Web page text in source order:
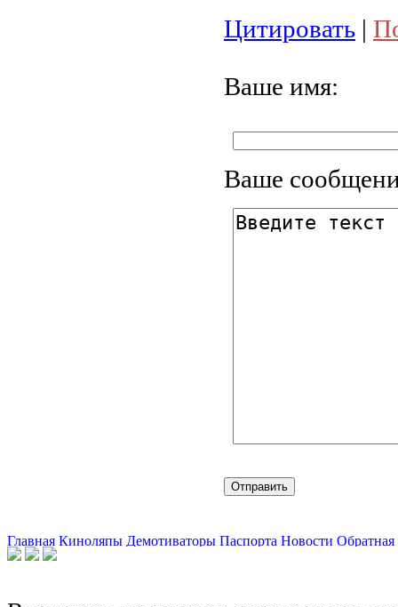
Цитировать |
Ваше имя:
Ваше
Главная Киноляпы Демотиваторы Паспорта Новости Обратная